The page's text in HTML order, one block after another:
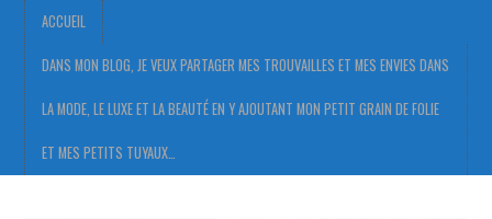
ACCUEIL
DANS MON BLOG, JE VEUX PARTAGER MES TROUVAILLES ET MES ENVIES DANS
LA MODE, LE LUXE ET LA BEAUTÉ EN Y AJOUTANT MON PETIT GRAIN DE FOLIE
ET MES PETITS TUYAUX…